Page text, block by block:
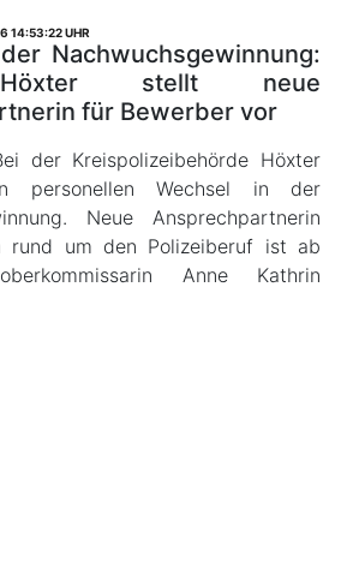
14:53:22 UHR
Nachwuchsgewinnung:
stellt neue
für Bewerber vor
der Kreispolizeibehörde Höxter
personellen Wechsel in der
Neue Ansprechpartnerin
rund um den Polizeiberuf ist ab
Anne Kathrin